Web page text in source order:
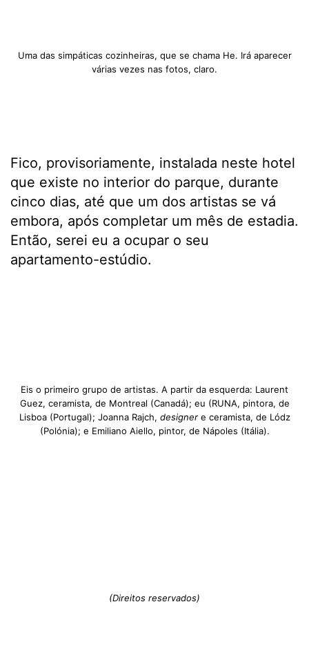
Uma das simpáticas cozinheiras, que se chama He. Irá aparecer
várias vezes nas fotos, claro.
Fico, provisoriamente, instalada neste hotel
que existe no interior do parque, durante
cinco dias, até que um dos artistas se vá
embora, após completar um mês de estadia.
Então, serei eu a ocupar o seu
apartamento-estúdio.
Eis o primeiro grupo de artistas. A partir da esquerda: Laurent
Guez, ceramista, de Montreal (Canadá); eu (RUNA, pintora, de
Lisboa (Portugal); Joanna Rajch, designere ceramista, de Lódz
(Polónia); e Emiliano Aiello, pintor, de Nápoles (Itália).
(Direitos reservados)